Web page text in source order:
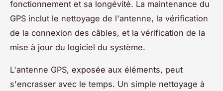
fonctionnement et sa longévité. La maintenance du
GPS inclut le nettoyage de l'antenne, la vérification
de la connexion des câbles, et la vérification de la
mise à jour du logiciel du système.
L'antenne GPS, exposée aux éléments, peut
s'encrasser avec le temps. Un simple nettoyage à